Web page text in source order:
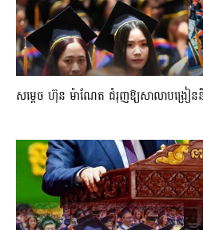
សម្តេច ហ៊ុន ម៉ាណែត ជំរុញឱ្យសាលាបង្រៀ